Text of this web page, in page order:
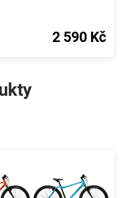
2 590 Kč